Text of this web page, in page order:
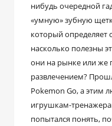
нибудь очередной
«умную» зубную
который определяет
насколько полезны
они на рынке или же
развлечением?
Pokemon Go, а этим
игрушкам-
попытался понять,